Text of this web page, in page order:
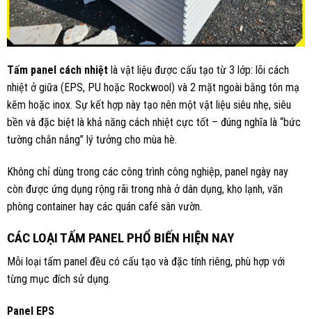
Tấm panel cách nhiệt là vật liệu được cấu tạo từ 3 lớp: lõi cách
nhiệt ở giữa (EPS, PU hoặc Rockwool) và 2 mặt ngoài bằng tôn mạ
kẽm hoặc inox. Sự kết hợp này tạo nên một vật liệu siêu nhẹ, siêu
bền và đặc biệt là khả năng cách nhiệt cực tốt – đúng nghĩa là “bức
tường chắn nắng” lý tưởng cho mùa hè.
Không chỉ dùng trong các công trình công nghiệp, panel ngày nay
còn được ứng dụng rộng rãi trong nhà ở dân dụng, kho lạnh, văn
phòng container hay các quán café sân vườn.
CÁC LOẠI TẤM PANEL PHỔ BIẾN HIỆN NAY
Mỗi loại tấm panel đều có cấu tạo và đặc tính riêng, phù hợp với
từng mục đích sử dụng.
Panel EPS